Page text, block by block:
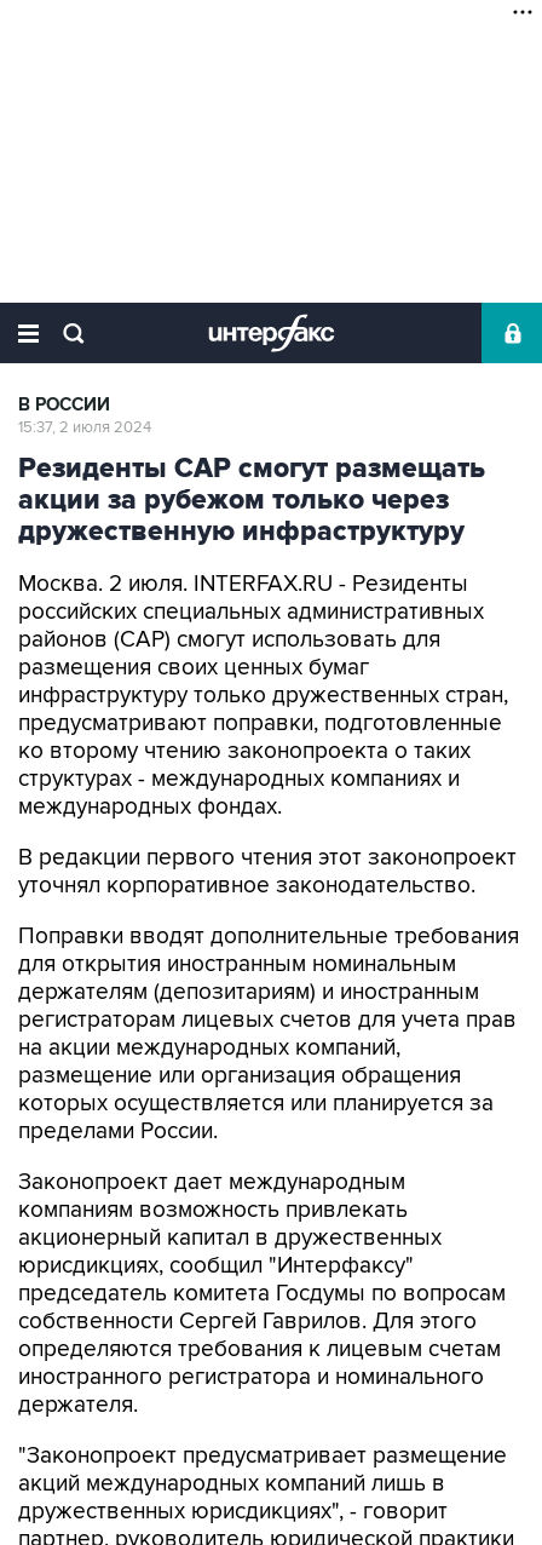
В РОССИИ
15:37, 2 июля 2024
Резиденты САР смогут размещать
акции за рубежом только через
дружественную инфраструктуру
Москва. 2 июля. INTERFAX.RU - Резиденты
российских специальных административных
районов (САР) смогут использовать для
размещения своих ценных бумаг
инфраструктуру только дружественных стран,
предусматривают поправки, подготовленные
ко второму чтению законопроекта о таких
структурах - международных компаниях и
международных фондах.
В редакции первого чтения этот законопроект
уточнял корпоративное законодательство.
Поправки вводят дополнительные требования
для открытия иностранным номинальным
держателям (депозитариям) и иностранным
регистраторам лицевых счетов для учета прав
на акции международных компаний,
размещение или организация обращения
которых осуществляется или планируется за
пределами России.
Законопроект дает международным
компаниям возможность привлекать
акционерный капитал в дружественных
юрисдикциях, сообщил "Интерфаксу"
председатель комитета Госдумы по вопросам
собственности Сергей Гаврилов. Для этого
определяются требования к лицевым счетам
иностранного регистратора и номинального
держателя.
"Законопроект предусматривает размещение
акций международных компаний лишь в
дружественных юрисдикциях", - говорит